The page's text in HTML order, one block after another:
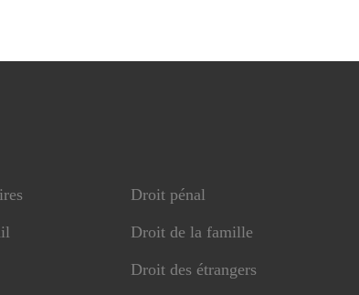
Droit pénal
Droit de la famille
Droit des étrangers